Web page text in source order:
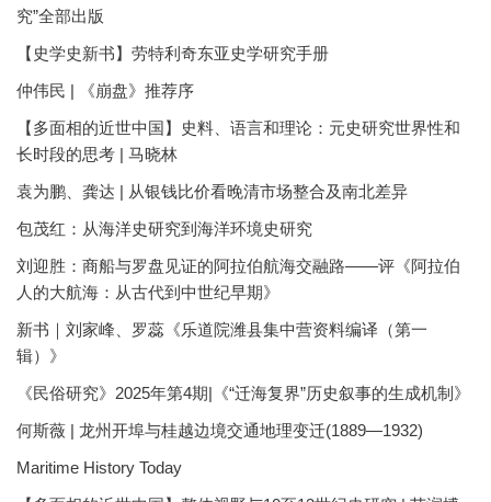
究”全部出版
【史学史新书】劳特利奇东亚史学研究手册
仲伟民 | 《崩盘》推荐序
【多面相的近世中国】史料、语言和理论：元史研究世界性和
长时段的思考 | 马晓林
袁为鹏、龚达 | 从银钱比价看晚清市场整合及南北差异
包茂红：从海洋史研究到海洋环境史研究
刘迎胜：商船与罗盘见证的阿拉伯航海交融路——评《阿拉伯
人的大航海：从古代到中世纪早期》
新书｜刘家峰、罗蕊《乐道院潍县集中营资料编译（第一
辑）》
《民俗研究》2025年第4期|《“迁海复界”历史叙事的生成机制》
何斯薇 | 龙州开埠与桂越边境交通地理变迁(1889—1932)
Maritime History Today